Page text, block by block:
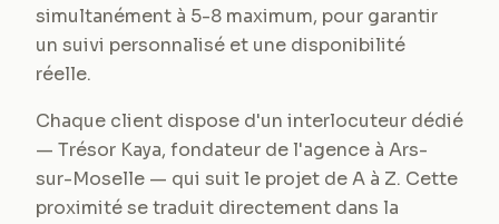
simultanément à 5-8 maximum, pour garantir
un suivi personnalisé et une disponibilité
réelle.
Chaque client dispose d'un interlocuteur dédié
— Trésor Kaya, fondateur de l'agence à Ars-
sur-Moselle — qui suit le projet de A à Z. Cette
proximité se traduit directement dans la